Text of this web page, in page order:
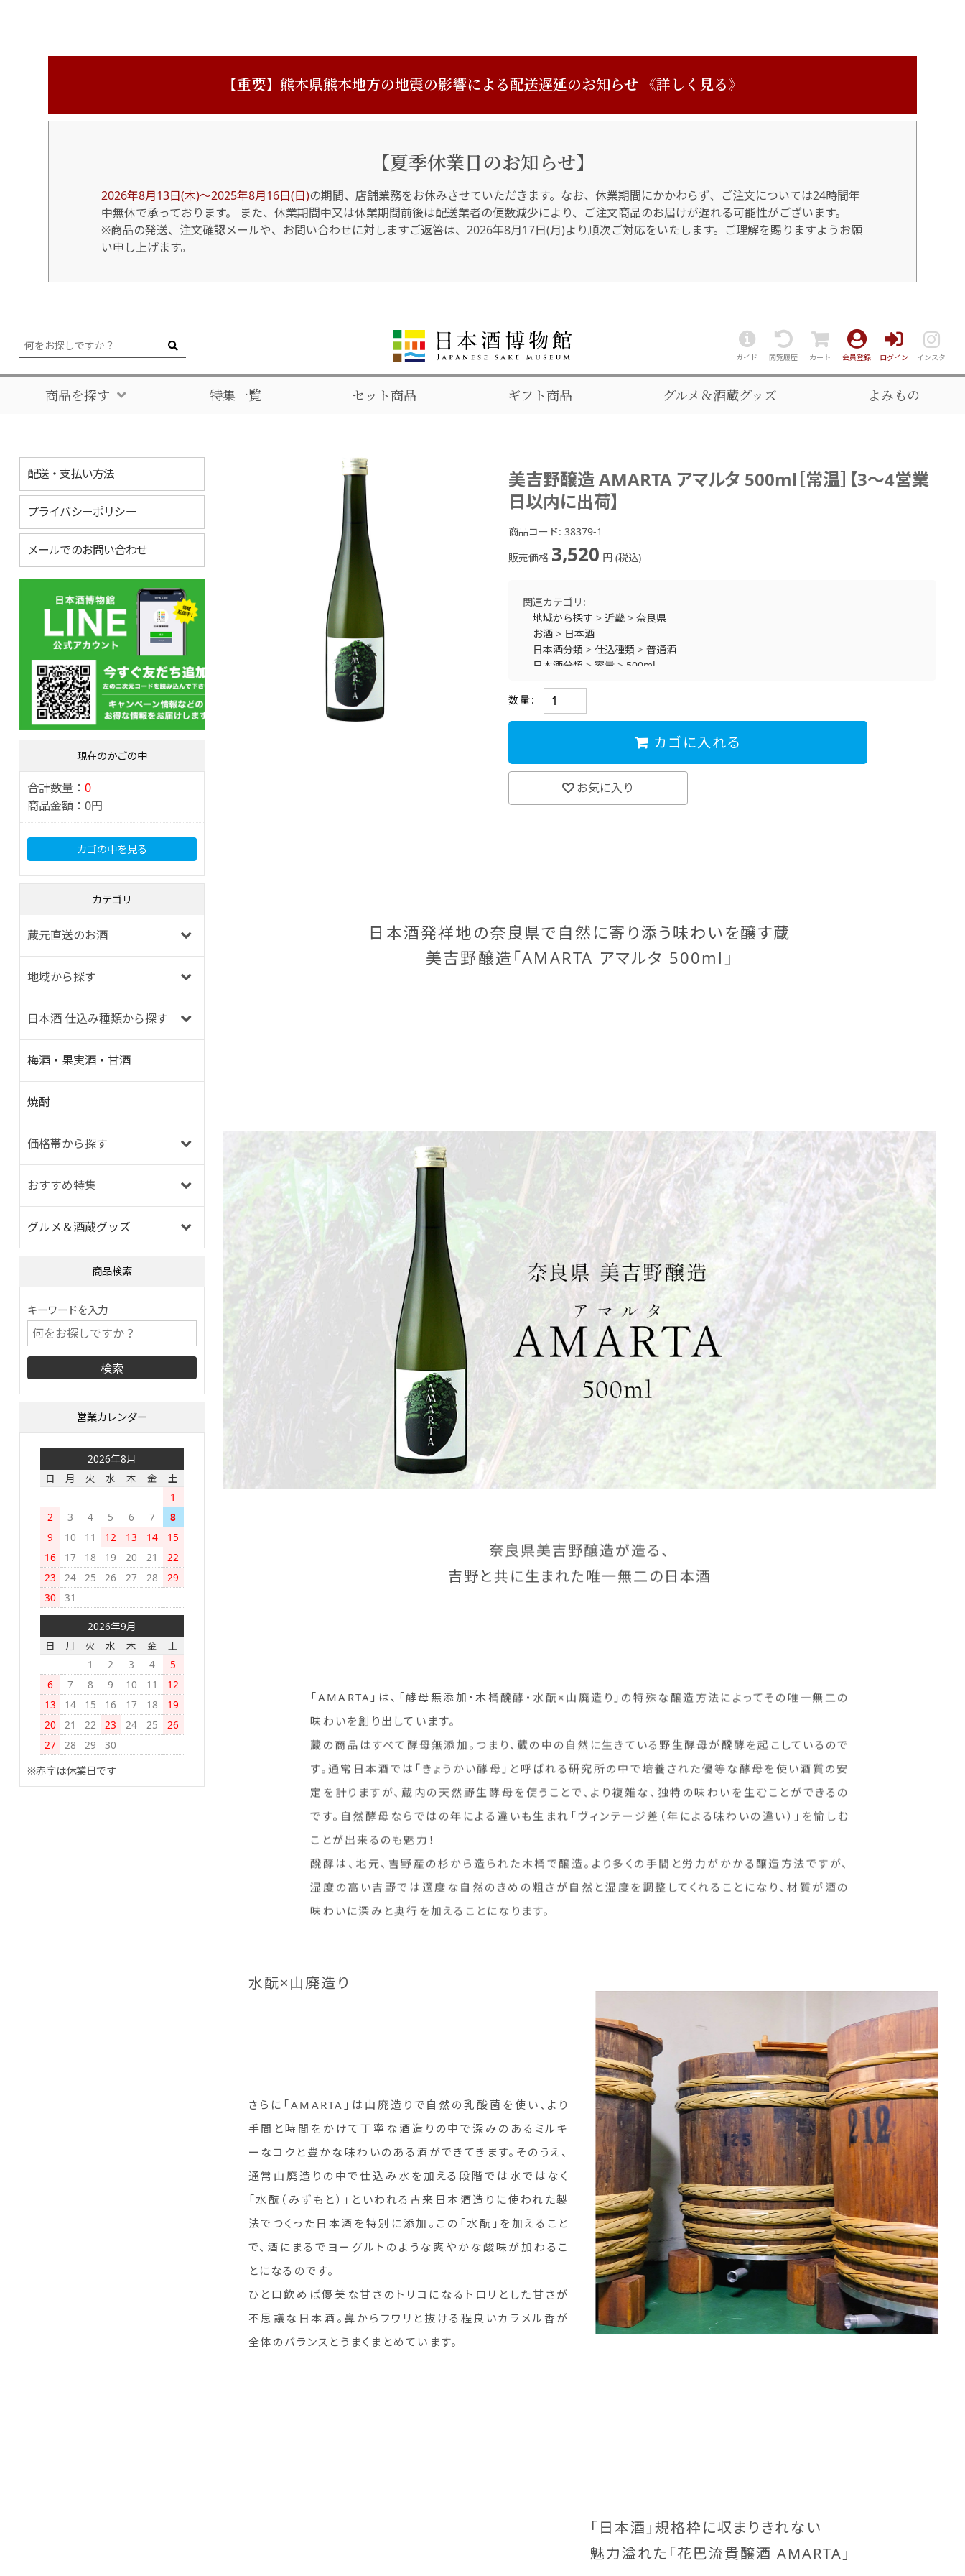
【重要】熊本県熊本地方の地震の影響による配送遅延のお知らせ 《詳しく見る》
【夏季休業日のお知らせ】
2026年8月13日(木)～2025年8月16日(日)の期間、店舗業務をお休みさせていただきます。なお、休業期間にかかわらず、ご注文については24時間年
中無休で承っております。 また、休業期間中又は休業期間前後は配送業者の便数減少により、ご注文商品のお届けが遅れる可能性がございます。
※商品の発送、注文確認メールや、お問い合わせに対しますご返答は、2026年8月17日(月)より順次ご対応をいたします。ご理解を賜りますようお願
い申し上げます。
ガイド 閲覧履歴 カート 会員登録 ログイン インスタ
商品を探す 特集一覧 セット商品 ギフト商品 グルメ＆酒蔵グッズ よみもの
配送・支払い方法
プライバシーポリシー
メールでのお問い合わせ
現在のかごの中
合計数量： 0
商品金額： 0円
カゴの中を見る
カテゴリ
蔵元直送のお酒
地域から探す
日本酒 仕込み種類から探す
梅酒・果実酒・甘酒
焼酎
価格帯から探す
おすすめ特集
グルメ＆酒蔵グッズ
商品検索
キーワードを入力
営業カレンダー
2026年8月
日
月 火 水 木 金
土
1
2
3 4 5 6 7
8
9
10 11 12 13 14
15
16
17 18 19 20 21
22
23
24 25 26 27 28
29
30
31
2026年9月
日
月 火 水 木 金
土
1
2 3 4
5
6
7 8 9 10 11
12
13
14 15 16 17 18
19
20
21 22 23 24 25
26
27
28 29
30
※赤字は休業日です
美吉野醸造 AMARTA アマルタ 500ml［常温］【3～4営業
日以内に出荷】
商品コード: 38379-1
販売価格 3,520 円 (税込)
関連カテゴリ:
地域から探す > 近畿 >奈良県
お酒 > 日本酒
日本酒分類 > 仕込種類 >普通酒
日本酒分類 > 容量 > 500ml
数量:
カゴに入れる
お気に入り
日本酒発祥地の奈良県で自然に寄り添う味わいを醸す蔵
美吉野醸造「AMARTA アマルタ 500ml」
奈良県美吉野醸造が造る、
吉野と共に生まれた唯一無二の日本酒
「AMARTA」は、「酵母無添加・木桶醗酵・水酛×山廃造り」の特殊な醸造方法によってその唯一無二の
味わいを創り出しています。
蔵の商品はすべて酵母無添加。つまり、蔵の中の自然に生きている野生酵母が醗酵を起こしているので
す。通常日本酒では「きょうかい酵母」と呼ばれる研究所の中で培養された優等な酵母を使い酒質の安
定を計りますが、蔵内の天然野生酵母を使うことで、より複雑な、独特の味わいを生むことができるの
です。自然酵母ならではの年による違いも生まれ「ヴィンテージ差（年による味わいの違い）」を愉しむ
ことが出来るのも魅力！
醗酵は、地元、吉野産の杉から造られた木桶で醸造。より多くの手間と労力がかかる醸造方法ですが、
湿度の高い吉野では適度な自然のきめの粗さが自然と湿度を調整してくれることになり、材質が酒の
味わいに深みと奥行を加えることになります。
水酛×山廃造り
さらに「AMARTA」は山廃造りで自然の乳酸菌を使い、より
手間と時間をかけて丁寧な酒造りの中で深みのあるミルキ
ーなコクと豊かな味わいのある酒ができてきます。そのうえ、
通常山廃造りの中で仕込み水を加える段階では水ではなく
「水酛（みずもと）」といわれる古来日本酒造りに使われた製
法でつくった日本酒を特別に添加。この「水酛」を加えること
で、酒にまるでヨーグルトのような爽やかな酸味が加わるこ
とになるのです。
ひと口飲めば優美な甘さのトリコになるトロリとした甘さが
不思議な日本酒。鼻からフワリと抜ける程良いカラメル香が
全体のバランスとうまくまとめています。
「日本酒」規格枠に収まりきれない
魅力溢れた「花巴流貴醸酒 AMARTA」